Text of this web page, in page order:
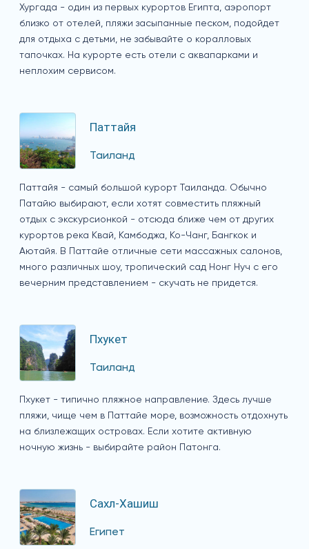
Хургада - один из первых курортов Египта, аэропорт
близко от отелей, пляжи засыпанные песком, подойдет
для отдыха с детьми, не забывайте о коралловых
тапочках. На курорте есть отели с аквапарками и
неплохим сервисом.
Паттайя
Таиланд
Паттайя - самый большой курорт Таиланда. Обычно
Патайю выбирают, если хотят совместить пляжный
отдых с экскурсионкой - отсюда ближе чем от других
курортов река Квай, Камбоджа, Ко-Чанг, Бангкок и
Аютайя. В Паттайе отличные сети массажных салонов,
много различных шоу, тропический сад Нонг Нуч с его
вечерним представлением - скучать не придется.
Пхукет
Таиланд
Пхукет - типично пляжное направление. Здесь лучше
пляжи, чище чем в Паттайе море, возможность отдохнуть
на близлежащих островах. Если хотите активную
ночную жизнь - выбирайте район Патонга.
Сахл-Хашиш
Египет